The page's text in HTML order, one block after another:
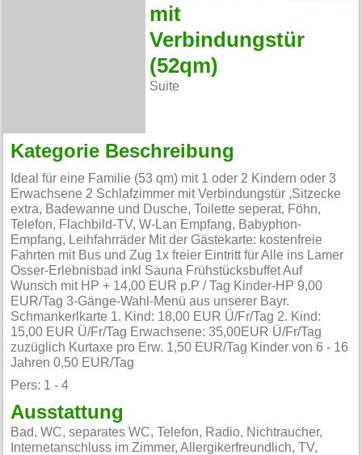
mit
Verbindungstür
(52qm)
Suite
Kategorie Beschreibung
Ideal für eine Familie (53 qm) mit 1 oder 2 Kindern oder 3
Erwachsene 2 Schlafzimmer mit Verbindungstür ,Sitzecke
extra, Badewanne und Dusche, Toilette seperat, Föhn,
Telefon, Flachbild-TV, W-Lan Empfang, Babyphon-
Empfang, Leihfahrräder Mit der Gästekarte: kostenfreie
Fahrten mit Bus und Zug 1x freier Eintritt für Alle ins Lamer
Osser-Erlebnisbad inkl Sauna Frühstücksbuffet Auf
Wunsch mit HP + 14,00 EUR p.P / Tag Kinder-HP 9,00
EUR/Tag 3-Gänge-Wahl-Menü aus unserer Bayr.
Schmankerlkarte 1. Kind: 18,00 EUR Ü/Fr/Tag 2. Kind:
15,00 EUR Ü/Fr/Tag Erwachsene: 35,00EUR Ü/Fr/Tag
zuzüglich Kurtaxe pro Erw. 1,50 EUR/Tag Kinder von 6 - 16
Jahren 0,50 EUR/Tag
Pers: 1 - 4
Ausstattung
Bad, WC, separates WC, Telefon, Radio, Nichtraucher,
Internetanschluss im Zimmer, Allergikerfreundlich, TV,